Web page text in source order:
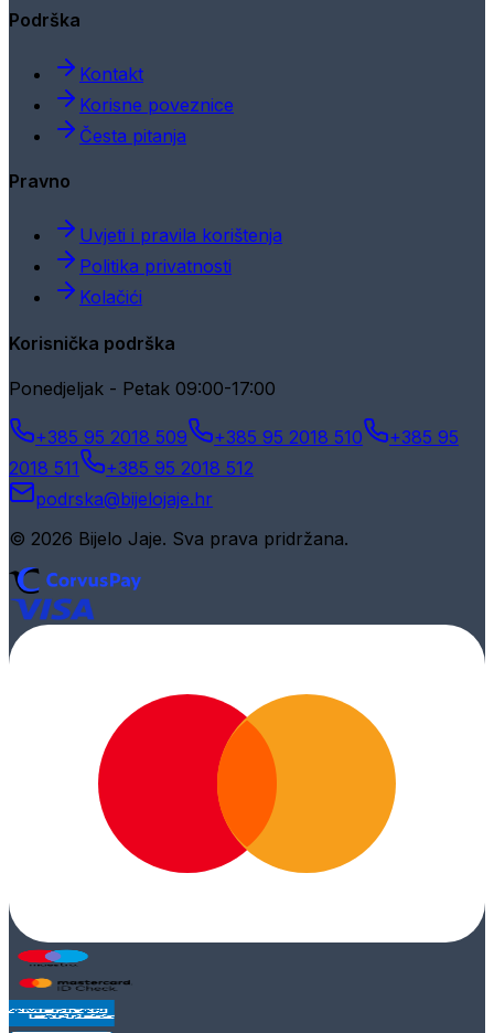
Podrška
Kontakt
Korisne poveznice
Česta pitanja
Pravno
Uvjeti i pravila korištenja
Politika privatnosti
Kolačići
Korisnička podrška
Ponedjeljak - Petak 09:00-17:00
+385 95 2018 509 +385 95 2018 510
+385 95
2018 511
+385 95 2018 512
podrska@bijelojaje.hr
© 2026 Bijelo Jaje. Sva prava pridržana.